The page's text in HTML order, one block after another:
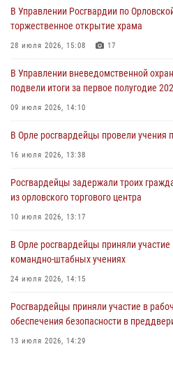
первое полугодие
05 августа 2026, 13:12
совершении противоправных действий
04 августа 2026, 14:21
04 августа 2026, 14:06
предоставлении госуслуг
03 августа 2026, 14:30
В Управлении Росгвардии по
торжественное открытие храма
28 июля 2026, 15:08 17
В Управлении вневедомственной
подвели итоги за первое полугодие
09 июля 2026, 14:10
В Орле росгвардейцы провели
16 июля 2026, 13:38
Росгвардейцы задержали троих
из орловского торгового центра
10 июля 2026, 13:17
В Орле росгвардейцы приняли участие
командно-штабных учениях
24 июля 2026, 14:15
Росгвардейцы приняли участие в
обеспечения безопасности в
13 июля 2026, 14:29